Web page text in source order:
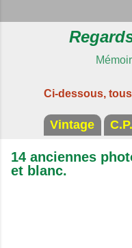
Ci-dessous,
Vintage
14 anciennes
et blanc.